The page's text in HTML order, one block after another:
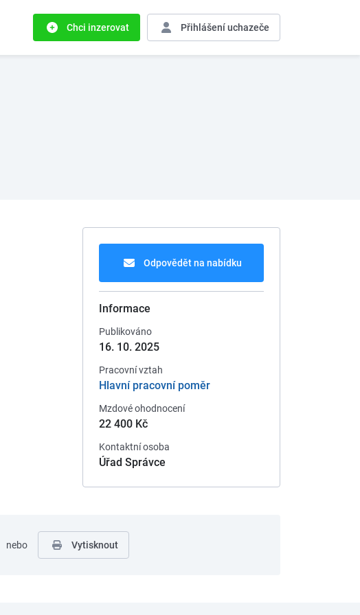
Chci inzerovat Přihlášeníuchazeče
Odpovědět na nabídku
Informace
Publikováno
16. 10. 2025
Pracovní vztah
Hlavní pracovní poměr
Mzdové ohodnocení
22 400 Kč
Kontaktní osoba
Úřad Správce
nebo Vytisknout